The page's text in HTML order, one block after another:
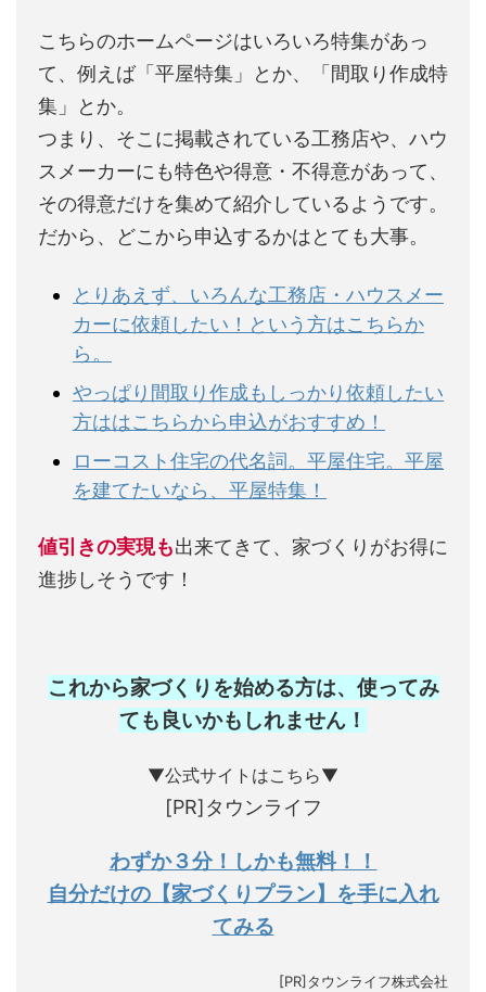
こちらのホームページはいろいろ特集があっ
て、例えば「平屋特集」とか、「間取り作成特
集」とか。
つまり、そこに掲載されている工務店や、ハウ
スメーカーにも特色や得意・不得意があって、
その得意だけを集めて紹介しているようです。
だから、どこから申込するかはとても大事。
とりあえず、いろんな工務店・ハウスメー
カーに依頼したい！という方はこちらか
ら。
やっぱり間取り作成もしっかり依頼したい
方ははこちらから申込がおすすめ！
ローコスト住宅の代名詞。平屋住宅。平屋
を建てたいなら、平屋特集！
値引きの実現も出来てきて、家づくりがお得に
進捗しそうです！
これから家づくりを始める方は、使ってみ
ても良いかもしれません ！
▼公式サイトはこちら▼
[PR]タウンライフ
わずか３分！しかも無料！！
自分だけの【家づくりプラン】を手に入れ
てみる
[PR]タウンライフ株式会社